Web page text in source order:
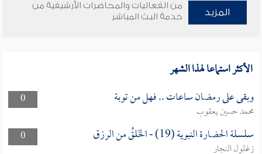
المزيد
من الفعاليات والمحاضرات الأرشيفية من
خدمة البث المباشر
الأكثر استماعا لهذا الشهر
0 وبقى على رمضان ساعات .. فهل من توبة
محمد حسين يعقوب
0
سلسلة الحضارة النبوية (19) - الخَلقُ من الرزق
زغلول النجار